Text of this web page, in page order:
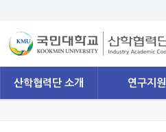
산학협력단 소개 연구지원